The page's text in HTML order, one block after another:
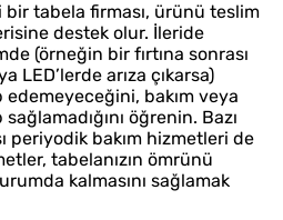
bir tabela firması, ürünü teslim
destek olur. İleride
(örneğin bir fırtına sonrası
LED’lerde arıza çıkarsa)
bakım veya
öğrenin. Bazı
periyodik bakım hizmetleri de
tabelanızın ömrünü
kalmasını sağlamak